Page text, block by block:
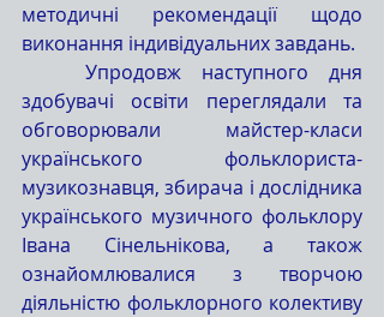
методичні рекомендації щодо
виконання індивідуальних завдань.
здобувачі освіти переглядали та
обговорювали майстер-класи
українського фольклориста-
музикознавця, збирача і дослідника
українського музичного фольклору
Івана Сінельнікова, а також
ознайомлювалися з творчою
діяльністю фольклорного колективу